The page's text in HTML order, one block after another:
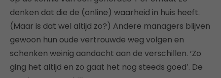
denken dat die de (online) waarheid in huis heeft.
(Maar is dat wel altijd zo?) Andere managers blijven
gewoon hun oude vertrouwde weg volgen en
schenken weinig aandacht aan de verschillen. ‘Zo
ging het altijd en zo gaat het nog steeds goed’. De